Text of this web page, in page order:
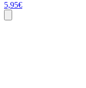
5,95€